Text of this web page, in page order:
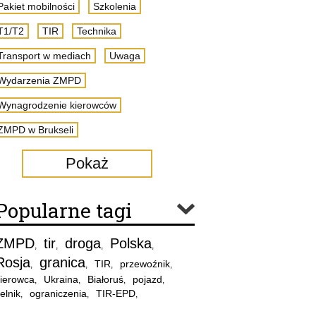
mobilności Szkolenia
T2 TIR Technika
w mediach Uwaga
ZMPD
kierowców
w Brukseli
Pokaż
tagi
, tir, droga, Polska,
, granica, TIR, przewoźnik,
, Ukraina, Białoruś, pojazd,
, ograniczenia, TIR-EPD,